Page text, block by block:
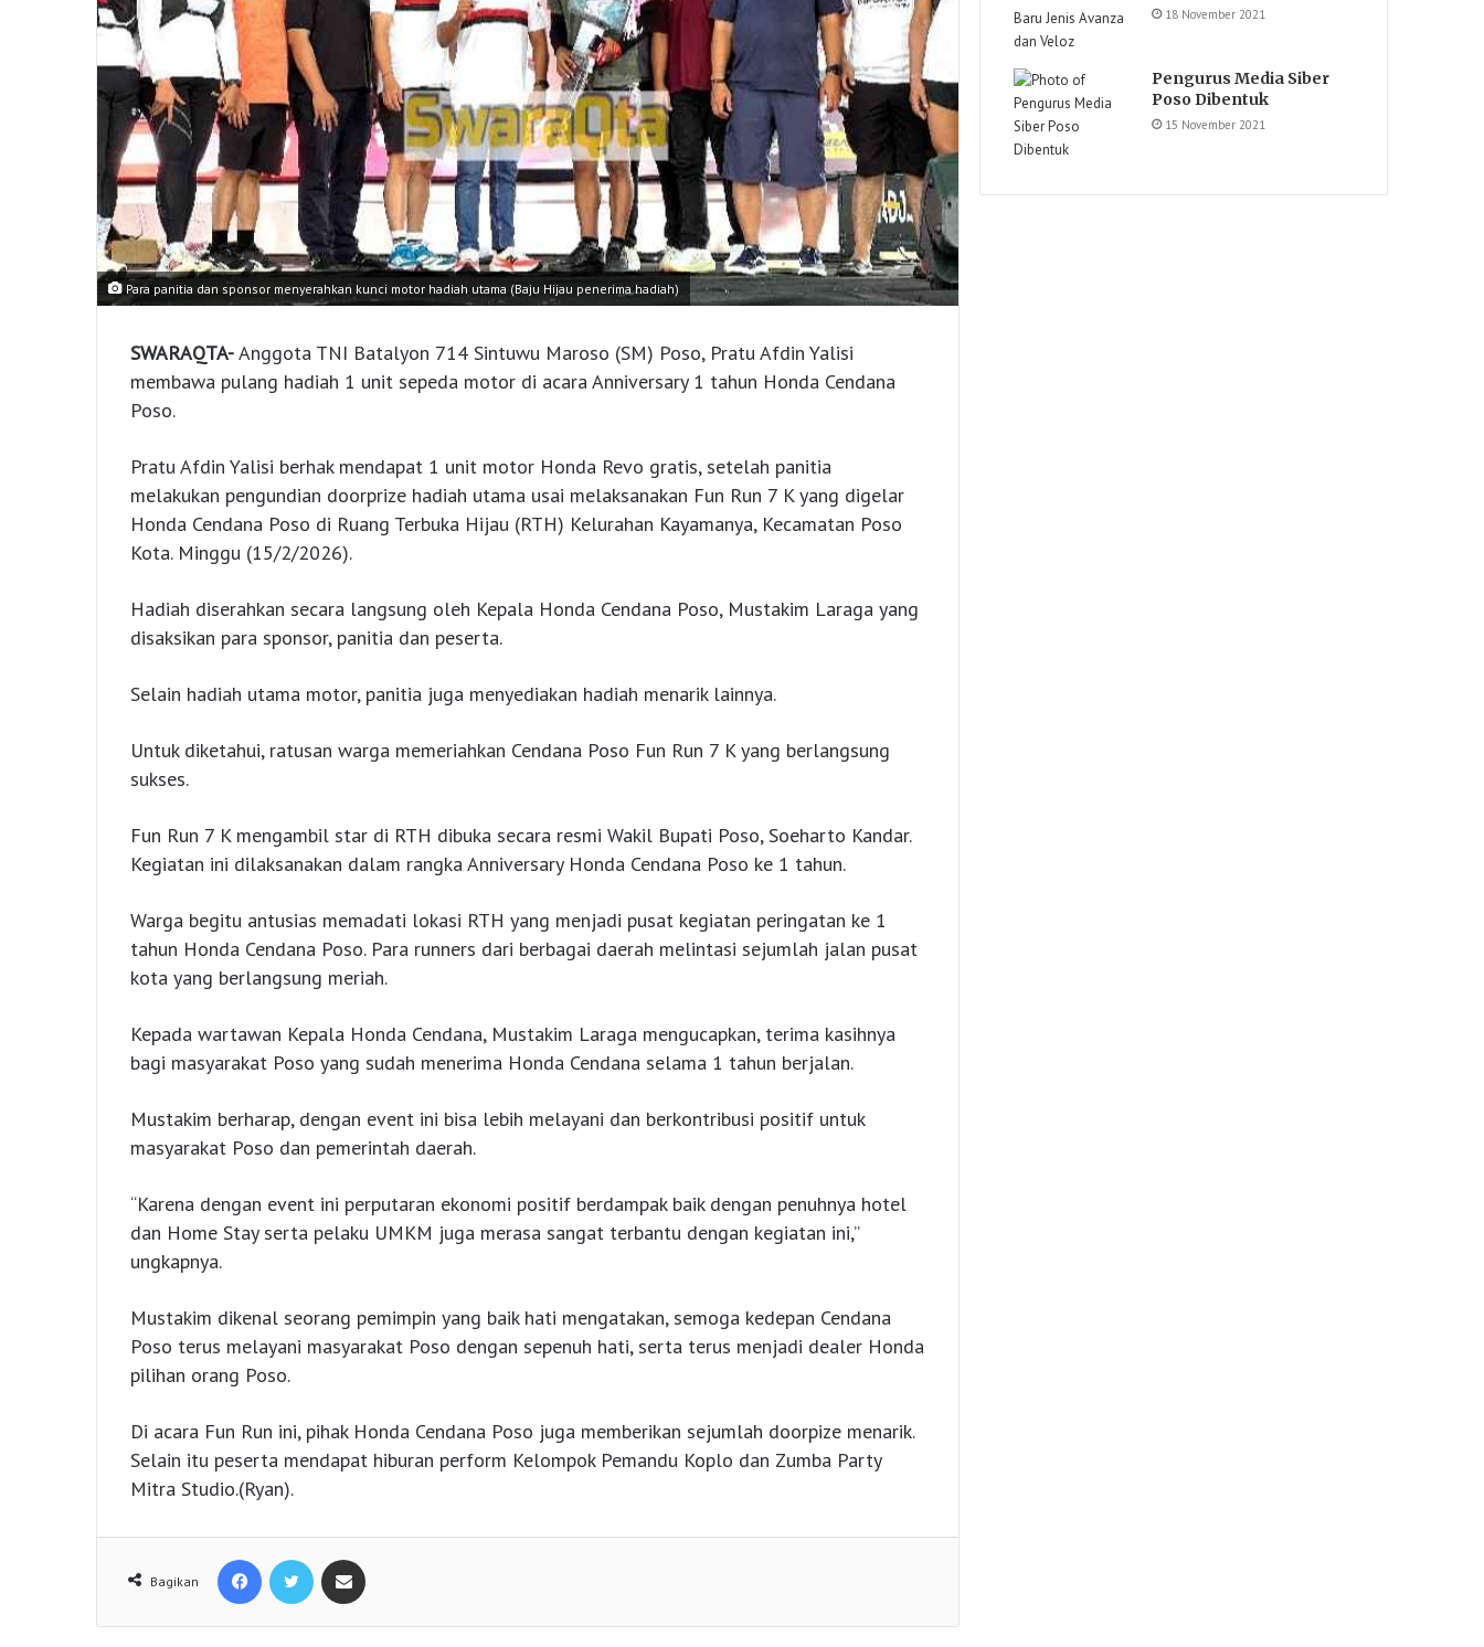
Para panitia dan sponsor menyerahkan kunci motor hadiah utama (Baju Hijau penerima hadiah)
SWARAQTA-Anggota TNI Batalyon 714 Sintuwu Maroso (SM) Poso, Pratu Afdin Yalisi
membawa pulang hadiah 1 unit sepeda motor di acara Anniversary 1 tahun Honda Cendana
Poso.
Pratu Afdin Yalisi berhak mendapat 1 unit motor Honda Revo gratis, setelah panitia
melakukan pengundian doorprize hadiah utama usai melaksanakan Fun Run 7 K yang digelar
Honda Cendana Poso di Ruang Terbuka Hijau (RTH) Kelurahan Kayamanya, Kecamatan Poso
Kota. Minggu (15/2/2026).
Hadiah diserahkan secara langsung oleh Kepala Honda Cendana Poso, Mustakim Laraga yang
disaksikan para sponsor, panitia dan peserta.
Selain hadiah utama motor, panitia juga menyediakan hadiah menarik lainnya.
Untuk diketahui, ratusan warga memeriahkan Cendana Poso Fun Run 7 K yang berlangsung
sukses.
Fun Run 7 K mengambil star di RTH dibuka secara resmi Wakil Bupati Poso, Soeharto Kandar.
Kegiatan ini dilaksanakan dalam rangka Anniversary Honda Cendana Poso ke 1 tahun.
Warga begitu antusias memadati lokasi RTH yang menjadi pusat kegiatan peringatan ke 1
tahun Honda Cendana Poso. Para runners dari berbagai daerah melintasi sejumlah jalan pusat
kota yang berlangsung meriah.
Kepada wartawan Kepala Honda Cendana, Mustakim Laraga mengucapkan, terima kasihnya
bagi masyarakat Poso yang sudah menerima Honda Cendana selama 1 tahun berjalan.
Mustakim berharap, dengan event ini bisa lebih melayani dan berkontribusi positif untuk
masyarakat Poso dan pemerintah daerah.
“Karena dengan event ini perputaran ekonomi positif berdampak baik dengan penuhnya hotel
dan Home Stay serta pelaku UMKM juga merasa sangat terbantu dengan kegiatan ini,”
ungkapnya.
Mustakim dikenal seorang pemimpin yang baik hati mengatakan, semoga kedepan Cendana
Poso terus melayani masyarakat Poso dengan sepenuh hati, serta terus menjadi dealer Honda
pilihan orang Poso.
Di acara Fun Run ini, pihak Honda Cendana Poso juga memberikan sejumlah doorpize menarik.
Selain itu peserta mendapat hiburan perform Kelompok Pemandu Koplo dan Zumba Party
Mitra Studio.(Ryan).
Bagikan
Facebook Twitter
18 November 2021
Pengurus Media Siber
Poso Dibentuk
15 November 2021